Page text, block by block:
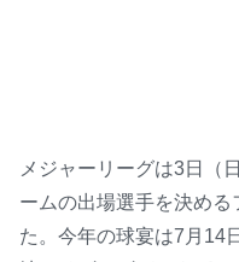
メジャーリーグは3日（
ームの出場選手を決め
た。今年の球宴は7月14